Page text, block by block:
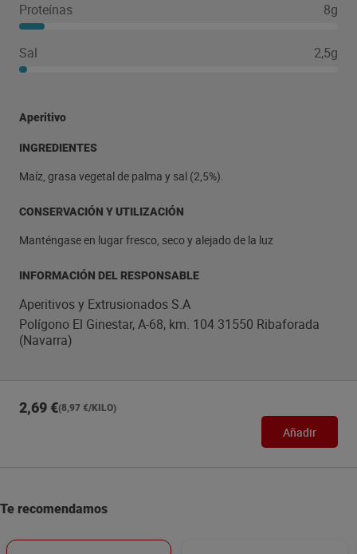
Proteínas
8g
Sal 2,5g
Aperitivo
INGREDIENTES
Maíz, grasa vegetal de palma y sal (2,5%).
CONSERVACIÓN Y UTILIZACIÓN
Manténgase en lugar fresco, seco y alejado de la luz
INFORMACIÓN DEL RESPONSABLE
Aperitivos y Extrusionados S.A
Polígono El Ginestar, A-68, km. 104 31550 Ribaforada
(Navarra)
2,69 €(8,97 €/KILO)
Añadir
Te recomendamos